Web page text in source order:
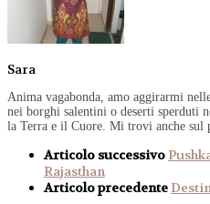
Sara
Anima vagabonda, amo aggirarmi
nei borghi salentini o deserti sperduti
la Terra e il Cuore. Mi trovi anche sul
Articolo successivo
Rajasthan
Articolo precedente